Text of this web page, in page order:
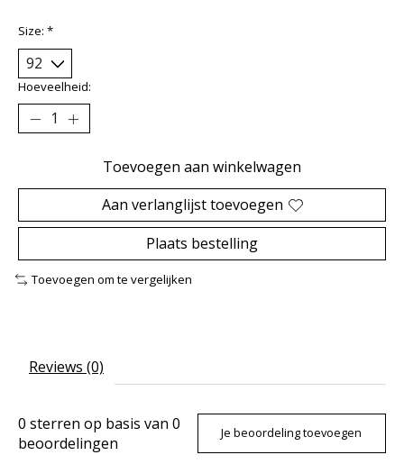
Size: *
Hoeveelheid:
Toevoegen aan winkelwagen
Aan verlanglijst toevoegen
Plaats bestelling
Toevoegen om te vergelijken
Reviews (0)
0 sterren op basis van 0
beoordelingen
Je beoordeling toevoegen